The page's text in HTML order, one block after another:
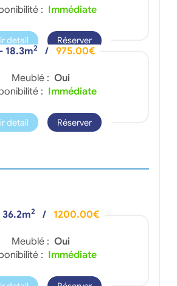
: Immédiate
detail Réserver
18.3m2 / 975.00€
Meublé : Oui
: Immédiate
detail Réserver
36.2m2 / 1200.00€
Meublé : Oui
: Immédiate